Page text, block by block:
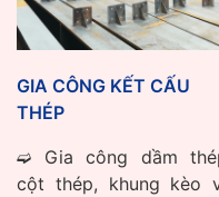
GIA CÔNG KẾT CẤU
THÉP
➫ Gia công dầm
cột thép, khung kèo